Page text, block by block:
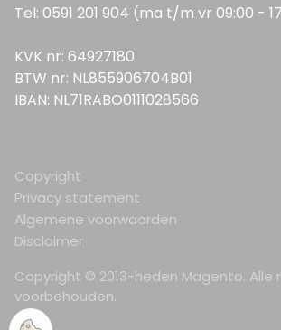
Tel: 0591 201 904 (ma t/m vr 09:00 -
KVK nr: 64927180
BTW nr: NL855906704B01
IBAN: NL71RABO0111028566
Copyright © 2013-heden Magento. Alle
voorbehouden.
Copyright
Privacy statement
Algemene voorwaarden
Disclaimer